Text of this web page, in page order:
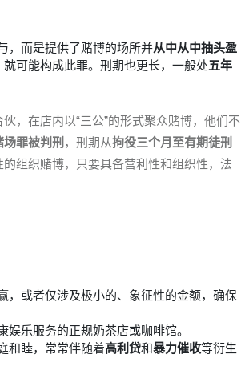
，而是提供了赌博的场所并从中从中抽头盈
可能构成此罪。刑期也更长，一般处五年
，在店内以“三公”的形式聚众赌博，他们不
罪被判刑 ，刑期从拘役三个月至有期徒刑
组织赌博，只要具备营利性和组织性，法
，或者仅涉及极小的、象征性的金额，确保
乐服务的正规奶茶店或咖啡馆。
和睦，常常伴随着高利贷和暴力催收等衍生